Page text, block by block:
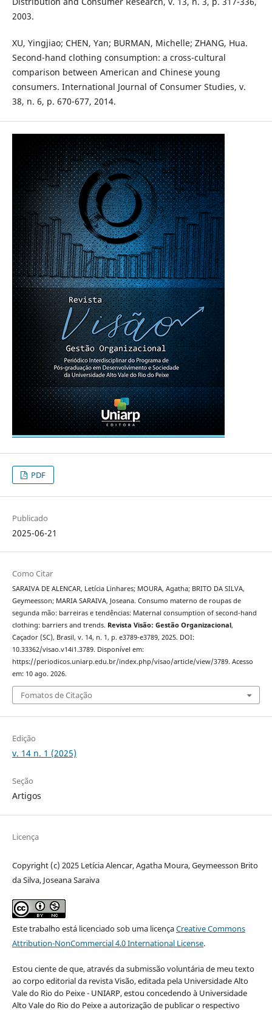
2003.
XU, Yingjiao; CHEN, Yan; BURMAN, Michelle; ZHANG, Hua.
Second-hand clothing consumption: a cross-cultural
comparison between American and Chinese young
consumers. International Journal of Consumer Studies, v.
38, n. 6, p. 670-677, 2014.
PDF
Publicado
2025-06-21
Como Citar
SARAIVA DE ALENCAR, Letícia Linhares; MOURA, Agatha; BRITO DA SILVA,
Geymeesson; MARIA SARAIVA, Joseana. Consumo materno de roupas de
segunda mão: barreiras e tendências: Maternal consumption of second-hand
clothing: barriers and trends. Revista Visão: Gestão Organizacional,
Caçador (SC), Brasil, v. 14, n. 1, p. e3789-e3789, 2025. DOI:
10.33362/visao.v14i1.3789. Disponível em:
https://periodicos.uniarp.edu.br/index.php/visao/article/view/3789. Acesso
em: 10 ago. 2026.
Fomatos de Citação
Edição
v. 14 n. 1 (2025)
Seção
Artigos
Licença
Copyright (c) 2025 Letícia Alencar, Agatha Moura, Geymeesson Brito
da Silva, Joseana Saraiva
Este trabalho está licenciado sob uma licençaCreative Commons
Attribution-NonCommercial 4.0 International License.
Estou ciente de que, através da submissão voluntária de meu texto
ao corpo editorial da revista Visão, editada pela Universidade Alto
Vale do Rio do Peixe - UNIARP, estou concedendo à Universidade
Alto Vale do Rio do Peixe a autorização de publicar o respectivo